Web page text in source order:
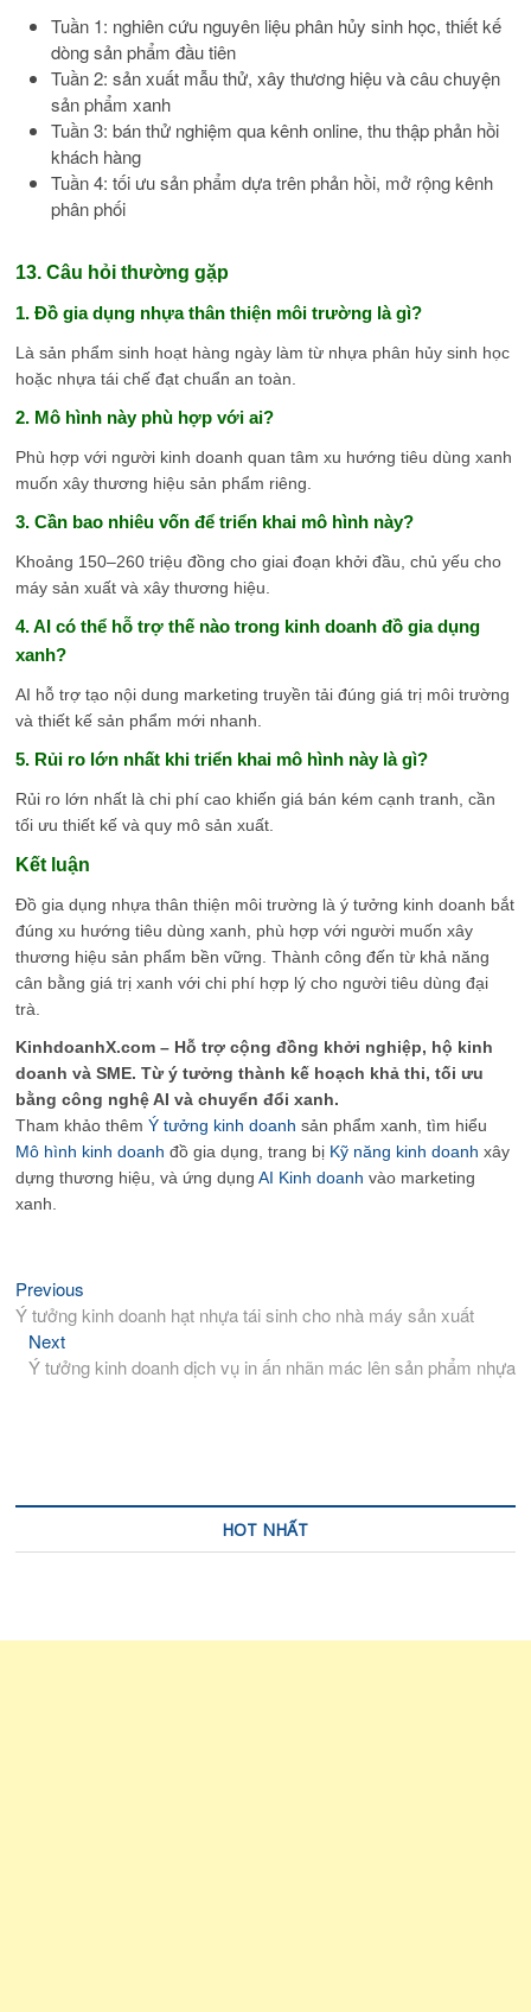
Tuần 1: nghiên cứu nguyên liệu phân hủy sinh học, thiết kế
dòng sản phẩm đầu tiên
Tuần 2: sản xuất mẫu thử, xây thương hiệu và câu chuyện
sản phẩm xanh
Tuần 3: bán thử nghiệm qua kênh online, thu thập phản hồi
khách hàng
Tuần 4: tối ưu sản phẩm dựa trên phản hồi, mở rộng kênh
phân phối
13. Câu hỏi thường gặp
1. Đồ gia dụng nhựa thân thiện môi trường là gì?
Là sản phẩm sinh hoạt hàng ngày làm từ nhựa phân hủy sinh học
hoặc nhựa tái chế đạt chuẩn an toàn.
2. Mô hình này phù hợp với ai?
Phù hợp với người kinh doanh quan tâm xu hướng tiêu dùng xanh
muốn xây thương hiệu sản phẩm riêng.
3. Cần bao nhiêu vốn để triển khai mô hình này?
Khoảng 150–260 triệu đồng cho giai đoạn khởi đầu, chủ yếu cho
máy sản xuất và xây thương hiệu.
4. AI có thể hỗ trợ thế nào trong kinh doanh đồ gia dụng
xanh?
AI hỗ trợ tạo nội dung marketing truyền tải đúng giá trị môi trường
và thiết kế sản phẩm mới nhanh.
5. Rủi ro lớn nhất khi triển khai mô hình này là gì?
Rủi ro lớn nhất là chi phí cao khiến giá bán kém cạnh tranh, cần
tối ưu thiết kế và quy mô sản xuất.
Kết luận
Đồ gia dụng nhựa thân thiện môi trường là ý tưởng kinh doanh bắt
đúng xu hướng tiêu dùng xanh, phù hợp với người muốn xây
thương hiệu sản phẩm bền vững. Thành công đến từ khả năng
cân bằng giá trị xanh với chi phí hợp lý cho người tiêu dùng đại
trà.
KinhdoanhX.com – Hỗ trợ cộng đồng khởi nghiệp, hộ kinh
doanh và SME. Từ ý tưởng thành kế hoạch khả thi, tối ưu
bằng công nghệ AI và chuyển đổi xanh.
Tham khảo thêmÝ tưởng kinh doanh sản phẩm xanh, tìm hiểu
Mô hình kinh doanh đồ gia dụng, trang bị Kỹ năng kinh doanh xây
dựng thương hiệu, và ứng dụngAI Kinh doanh vào marketing
xanh.
Điều
hướng
bài
viết
Previous
post:
Ý tưởng kinh doanh hạt nhựa tái sinh cho nhà máy sản xuất
NextNext
post:
Ý tưởng kinh doanh dịch vụ in ấn nhãn mác lên sản phẩm nhựa
HOT NHẤT